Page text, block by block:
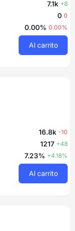
7.1k +8
0 0
0.00% 0.00%
Al carrito
16.8k -10
1217 +48
7.23% +4.18%
Al carrito